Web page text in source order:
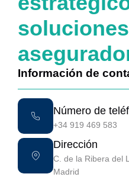
soluciones
Información de
Número de
+34 919 469 583
Dirección
C. de la Ribera del
Madrid